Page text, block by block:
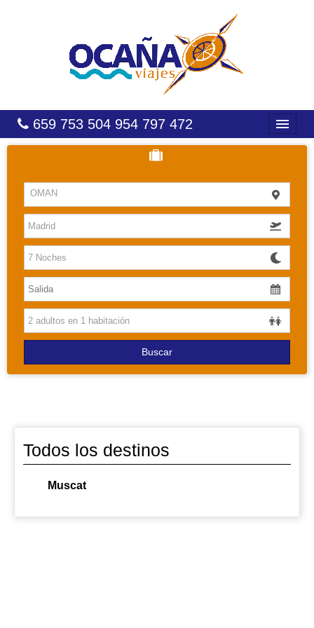
659 753 504 954 797 472
HOTELES
COSTAS
CARIBE
CANARIAS
BALEARES
PAQUETES
OMAN
Buscar
Todos los destinos
Muscat